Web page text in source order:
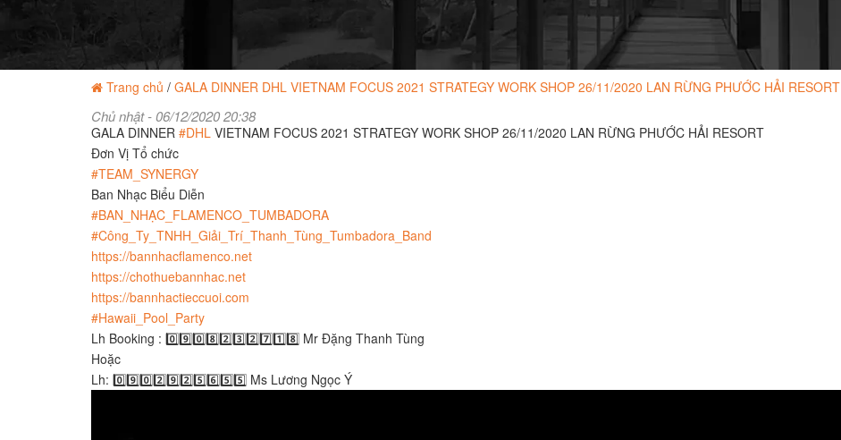
Trang chủ / GALA DINNER DHL VIETNAM FOCUS 2021 STRATEGY WORK SHOP 26/11/2020 LAN RỪNG PHƯỚC HẢI RESORT
Chủ nhật - 06/12/2020 20:38
GALA DINNER #DHL VIETNAM FOCUS 2021 STRATEGY WORK SHOP 26/11/2020 LAN RỪNG PHƯỚC HẢI RESORT
Đơn Vị Tổ chức
#TEAM_SYNERGY
Ban Nhạc Biểu Diễn
#BAN_NHẠC_FLAMENCO_TUMBADORA
#Công_Ty_TNHH_Giải_Trí_Thanh_Tùng_Tumbadora_Band
https://bannhacflamenco.net
https://chothuebannhac.net
https://bannhactieccuoi.com
#Hawaii_Pool_Party
Lh Booking : 0️⃣9️⃣0️⃣8️⃣2️⃣3️⃣2️⃣7️⃣1️⃣8️⃣ Mr Đặng Thanh Tùng
Hoặc
Lh: 0️⃣9️⃣0️⃣2️⃣9️⃣2️⃣5️⃣6️⃣5️⃣5️⃣ Ms Lương Ngọc Ý